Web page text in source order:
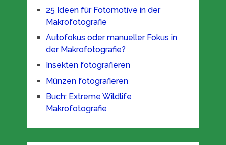
25 Ideen für Fotomotive in der
Makrofotografie
Autofokus oder manueller Fokus in
der Makrofotografie?
Insekten fotografieren
Münzen fotografieren
Buch: Extreme Wildlife
Makrofotografie